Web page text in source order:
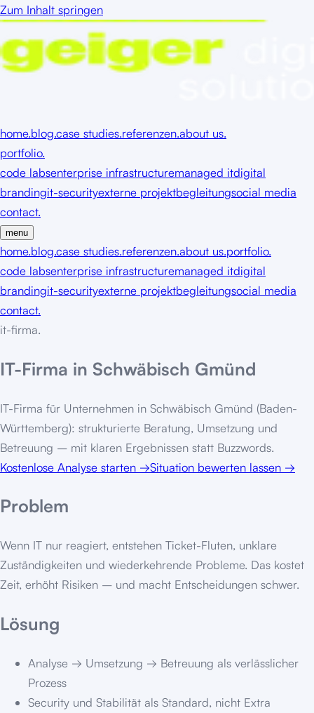
Zum Inhalt springen
home.blog.case studies.referenzen.about us.
portfolio.
code labsenterprise infrastructuremanaged itdigital
brandingit-securityexterne projektbegleitungsocial media
contact.
menu
home.blog.case studies.referenzen.about us.portfolio.
code labsenterprise infrastructuremanaged itdigital
brandingit-securityexterne projektbegleitungsocial media
contact.
it-firma.
IT-Firma in Schwäbisch Gmünd
IT-Firma für Unternehmen in Schwäbisch Gmünd (Baden-
Württemberg): strukturierte Beratung, Umsetzung und
Betreuung – mit klaren Ergebnissen statt Buzzwords.
Kostenlose Analyse starten →Situation bewerten lassen →
Problem
Wenn IT nur reagiert, entstehen Ticket-Fluten, unklare
Zuständigkeiten und wiederkehrende Probleme. Das kostet
Zeit, erhöht Risiken – und macht Entscheidungen schwer.
Lösung
Analyse → Umsetzung → Betreuung als verlässlicher
Prozess
Security und Stabilität als Standard, nicht Extra